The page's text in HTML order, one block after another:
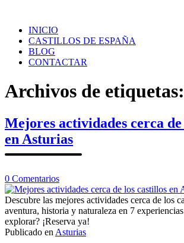
contenidoINICIO
CASTILLOS DE ESPAÑA
BLOG
CONTACTAR
Archivos de etiquetas:
Mejores actividades cerca
en Asturias
0 Comentariosen
Mejores
actividades
cerca
de
los
Descubre las mejores actividades cerca de los
aventura, historia y naturaleza en 7
explorar? ¡Reserva ya!
Publicado en Asturias